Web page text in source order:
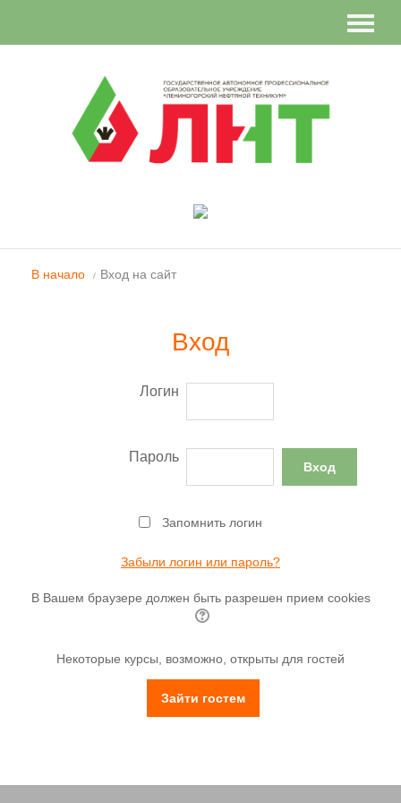
В начало / Вход на сайт
Вход
Логин
Пароль
Запомнить логин
Забыли логин или пароль?
В Вашем браузере должен быть разрешен прием cookies
Некоторые курсы, возможно, открыты для гостей